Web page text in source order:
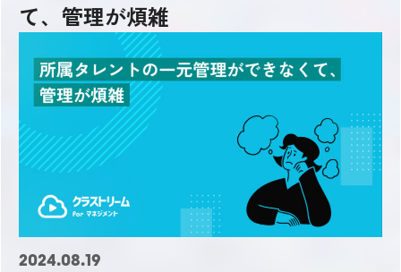
て、管理が煩雑
2024.08.19